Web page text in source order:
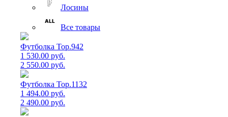
Лосины
Все товары
Футболка Top.942
1 530.00 руб.
2 550.00 руб.
Футболка Top.1132
1 494.00 руб.
2 490.00 руб.